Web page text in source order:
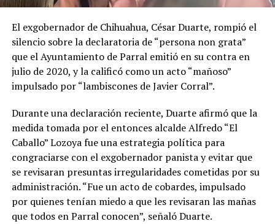
El exgobernador de Chihuahua, César Duarte, rompió el
silencio sobre la declaratoria de “persona non grata”
que el Ayuntamiento de Parral emitió en su contra en
julio de 2020, y la calificó como un acto “mañoso”
impulsado por “lambiscones de Javier Corral”.
Durante una declaración reciente, Duarte afirmó que la
medida tomada por el entonces alcalde Alfredo “El
Caballo” Lozoya fue una estrategia política para
congraciarse con el exgobernador panista y evitar que
se revisaran presuntas irregularidades cometidas por su
administración. “Fue un acto de cobardes, impulsado
por quienes tenían miedo a que les revisaran las mañas
que todos en Parral conocen”, señaló Duarte.